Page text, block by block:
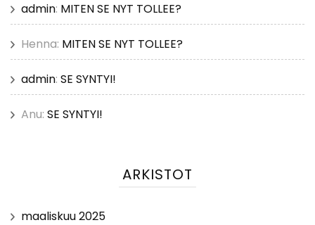
admin: MITEN SE NYT TOLLEE?
Henna: MITEN SE NYT TOLLEE?
admin: SE SYNTYI!
Anu: SE SYNTYI!
ARKISTOT
maaliskuu 2025